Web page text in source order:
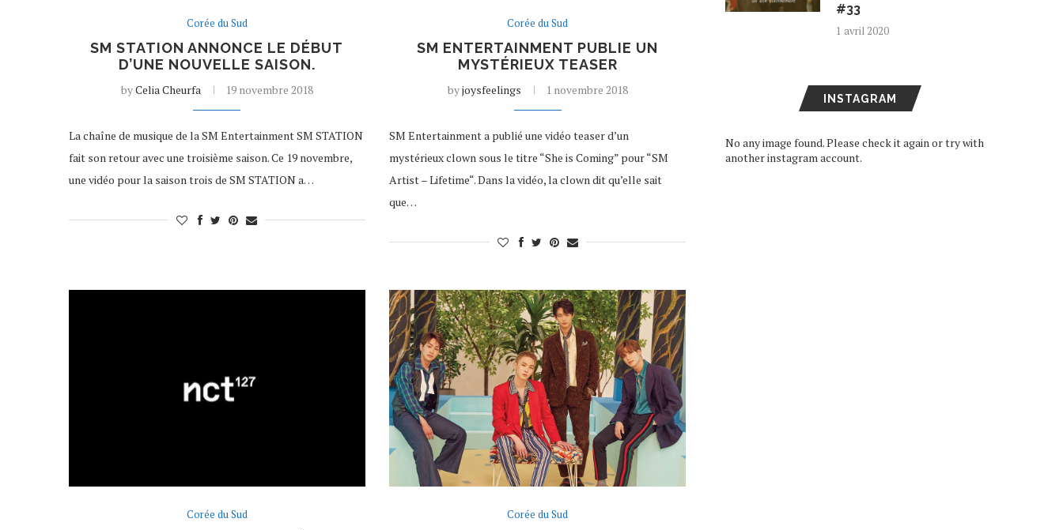
Corée du Sud
SM STATION ANNONCE LE DÉBUT
D’UNE NOUVELLE SAISON.
byCelia Cheurfa 19 novembre 2018
La chaîne de musique de la SM Entertainment SM STATION
fait son retour avec une troisième saison. Ce 19 novembre,
une vidéo pour la saison trois de SM STATION a…
Corée du Sud
SM ENTERTAINMENT PUBLIE UN
MYSTÉRIEUX TEASER
byjoysfeelings 1 novembre 2018
SM Entertainment a publié une vidéo teaser d’un
mystérieux clown sous le titre “She is Coming” pour “SM
Artist – Lifetime“. Dans la vidéo, la clown dit qu’elle sait
que…
Corée du Sud Corée du Sud
#33
1 avril 2020
INSTAGRAM
No any image found. Please check it again or try with
another instagram account.